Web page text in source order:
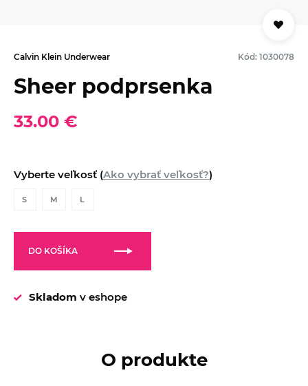
Calvin Klein Underwear Kód: 1030078
Sheer podprsenka
33.00 €
Vyberte veľkosť (Ako vybrať veľkosť?)
S M L
DO KOŠÍKA
Skladom v eshope
O produkte